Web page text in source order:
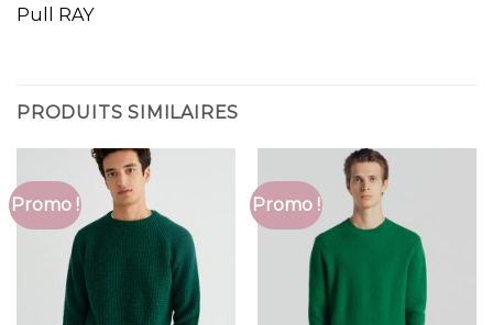
Pull RAY
PRODUITS SIMILAIRES
Promo ! Promo !